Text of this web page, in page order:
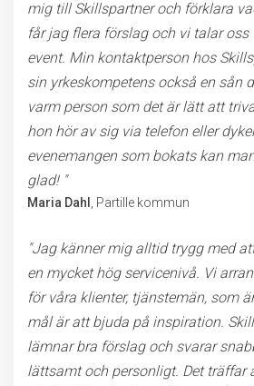
mig till Skillspartner och förklara
får jag flera förslag och vi talar
event. Min kontaktperson hos
sin yrkeskompetens också en sån
varm person som det är lätt att
hon hör av sig via telefon eller
evenemangen som bokats kan
glad! "
Maria Dahl , Partille kommun
"Jag känner mig alltid trygg med
en mycket hög servicenivå. Vi
för våra klienter, tjänstemän, som
mål är att bjuda på inspiration.
lämnar bra förslag och svarar
lättsamt och personligt. Det träffar